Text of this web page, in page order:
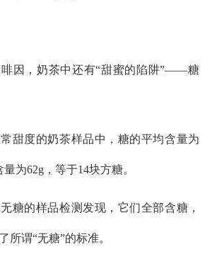
啡因，奶茶中还有“甜蜜的陷阱”——糖
甜度的奶茶样品中，糖的平均含量为
为62g，等于14块方糖。
糖的样品检测发现，它们全部含糖，
所谓“无糖”的标准。